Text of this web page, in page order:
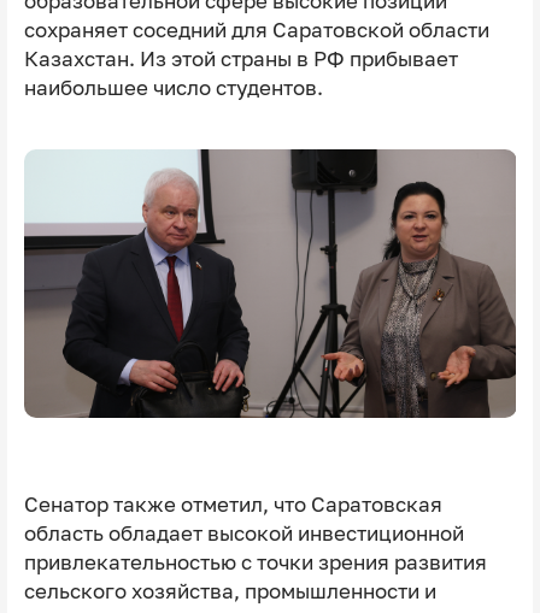
сохраняет соседний для Саратовской области
Казахстан. Из этой страны в РФ прибывает
наибольшее число студентов.
Сенатор также отметил, что Саратовская
область обладает высокой инвестиционной
привлекательностью с точки зрения развития
сельского хозяйства, промышленности и